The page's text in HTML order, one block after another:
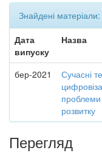
Знайдені матеріали:
Дата
випуску
Назва
бер-2021
Сучасні
проблеми
розвитку
Перегляд